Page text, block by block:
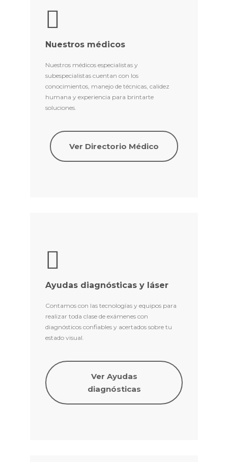
Nuestros médicos
Nuestros médicos especialistas y
subespecialistas cuentan con los
conocimientos, manejo de técnicas, calidez
humana y experiencia para brintarte
soluciones.
Ver Directorio Médico
Ayudas diagnósticas y láser
Contamos con las tecnologías y equipos para
realizar toda clase de exámenes con
diagnósticos confiables y acertados sobre tu
estado visual.
Ver Ayudas
diagnósticas